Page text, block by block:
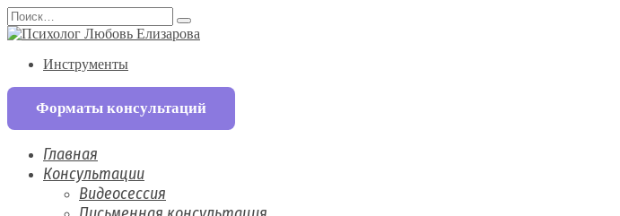
Перейти
к
Search
for:
Инструменты
Форматы консультаций
Главная
Консультации
Видеосессия